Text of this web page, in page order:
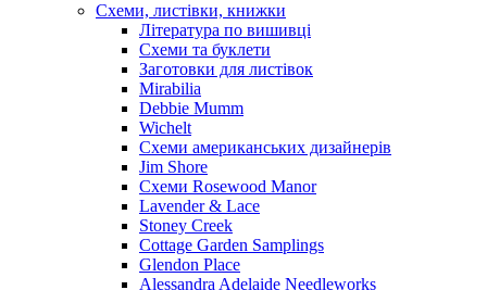
Схеми, листівки, книжки
Література по вишивці
Схеми та буклети
Заготовки для листівок
Mirabilia
Debbie Mumm
Wichelt
Схеми американських дизайнерів
Jim Shore
Cхеми Rosewood Manor
Lavender & Lace
Stoney Creek
Cottage Garden Samplings
Glendon Place
Alessandra Adelaide Needleworks